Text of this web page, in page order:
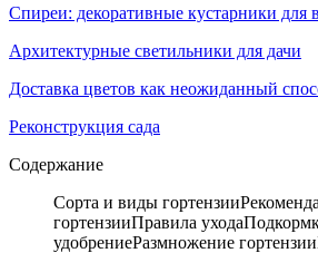
Спиреи: декоративные кустарники для
Архитектурные светильники для дачи
Доставка цветов как неожиданный
Реконструкция сада
Содержание
Сорта и виды
гортензииПравила
удобрениеРазмножение